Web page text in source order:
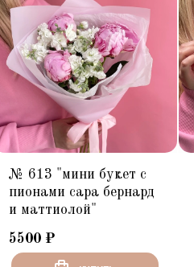
№ 613 "мини букет с
пионами сара бернард
и маттиолой"
5500 ₽